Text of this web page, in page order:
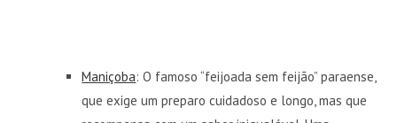
Maniçoba: O famoso “feijoada sem feijão” paraense,
que exige um preparo cuidadoso e longo, mas que